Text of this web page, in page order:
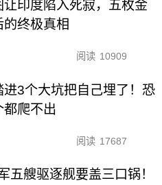
让印度陷入死寂，五枚金
的终极真相
阅读 10909
进3个大坑把自己埋了！恐
都爬不出
阅读 17687
五艘驱逐舰要盖三口锅！